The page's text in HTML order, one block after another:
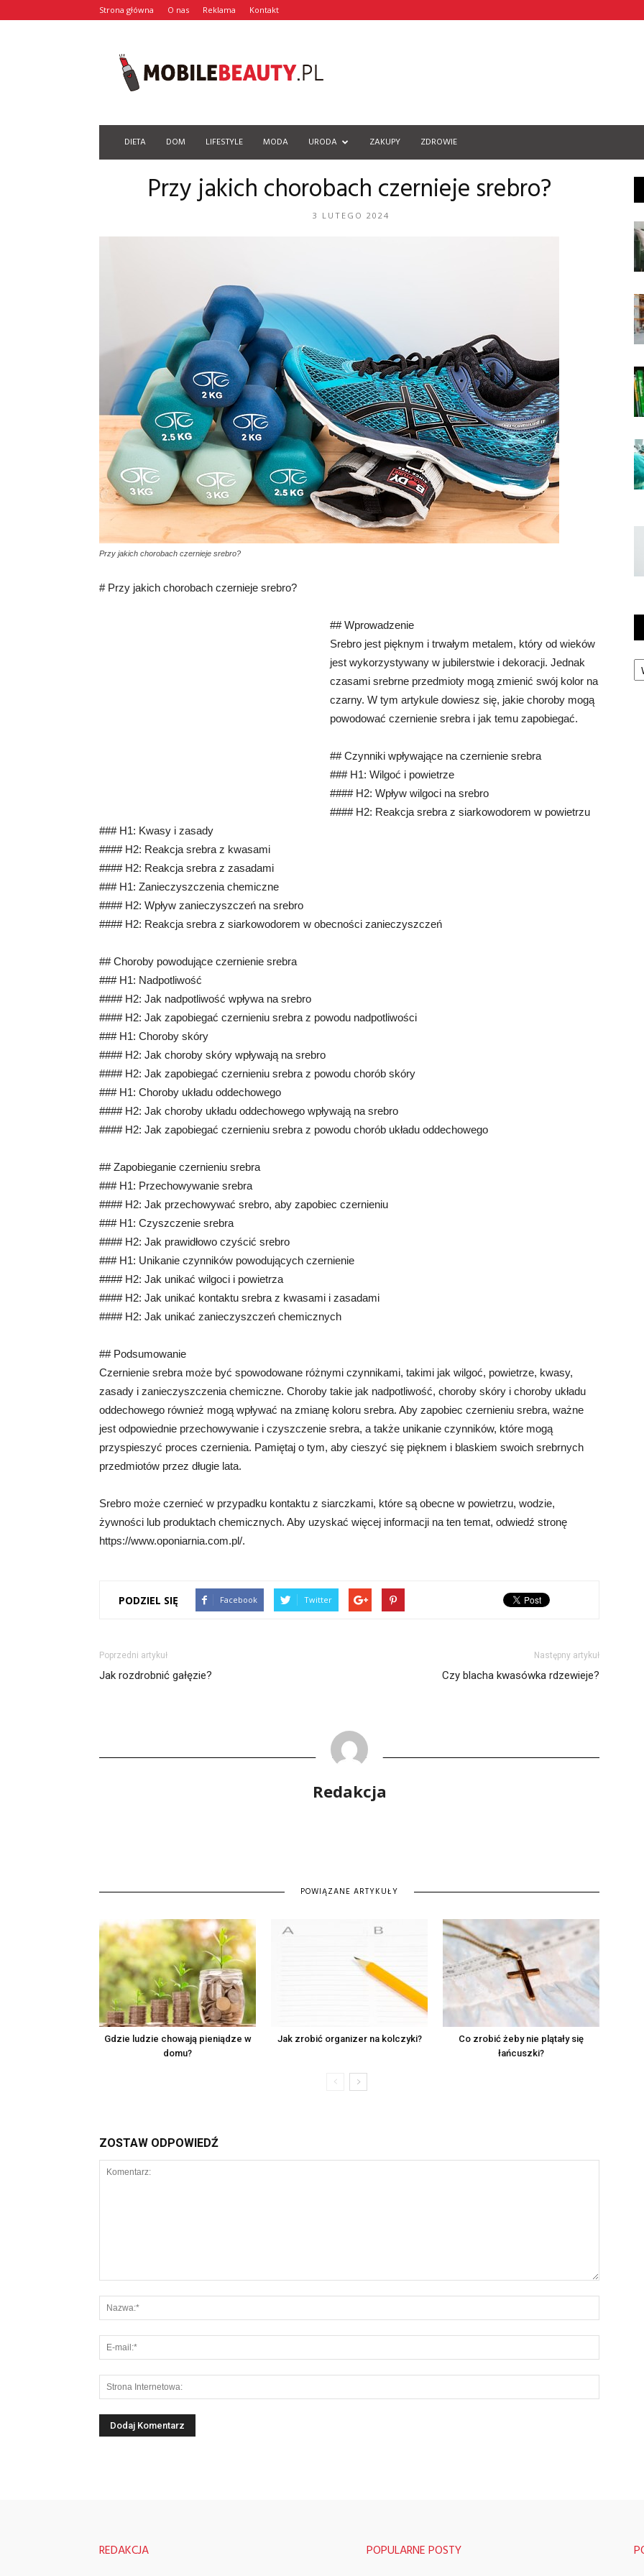
Strona główna O nas Reklama Kontakt
DIETA DOM LIFESTYLE MODA URODA ZAKUPY ZDROWIE
Przy jakich chorobach czernieje srebro?
3 LUTEGO 2024
Przy jakich chorobach czernieje srebro?
# Przy jakich chorobach czernieje srebro?
## Wprowadzenie
Srebro jest pięknym i trwałym metalem, który od wieków
jest wykorzystywany w jubilerstwie i dekoracji. Jednak
czasami srebrne przedmioty mogą zmienić swój kolor na
czarny. W tym artykule dowiesz się, jakie choroby mogą
powodować czernienie srebra i jak temu zapobiegać.
## Czynniki wpływające na czernienie srebra
### H1: Wilgoć i powietrze
#### H2: Wpływ wilgoci na srebro
#### H2: Reakcja srebra z siarkowodorem w powietrzu
### H1: Kwasy i zasady
#### H2: Reakcja srebra z kwasami
#### H2: Reakcja srebra z zasadami
### H1: Zanieczyszczenia chemiczne
#### H2: Wpływ zanieczyszczeń na srebro
#### H2: Reakcja srebra z siarkowodorem w obecności zanieczyszczeń
## Choroby powodujące czernienie srebra
### H1: Nadpotliwość
#### H2: Jak nadpotliwość wpływa na srebro
#### H2: Jak zapobiegać czernieniu srebra z powodu nadpotliwości
### H1: Choroby skóry
#### H2: Jak choroby skóry wpływają na srebro
#### H2: Jak zapobiegać czernieniu srebra z powodu chorób skóry
### H1: Choroby układu oddechowego
#### H2: Jak choroby układu oddechowego wpływają na srebro
#### H2: Jak zapobiegać czernieniu srebra z powodu chorób układu oddechowego
## Zapobieganie czernieniu srebra
### H1: Przechowywanie srebra
#### H2: Jak przechowywać srebro, aby zapobiec czernieniu
### H1: Czyszczenie srebra
#### H2: Jak prawidłowo czyścić srebro
### H1: Unikanie czynników powodujących czernienie
#### H2: Jak unikać wilgoci i powietrza
#### H2: Jak unikać kontaktu srebra z kwasami i zasadami
#### H2: Jak unikać zanieczyszczeń chemicznych
## Podsumowanie
Czernienie srebra może być spowodowane różnymi czynnikami, takimi jak wilgoć, powietrze, kwasy,
zasady i zanieczyszczenia chemiczne. Choroby takie jak nadpotliwość, choroby skóry i choroby układu
oddechowego również mogą wpływać na zmianę koloru srebra. Aby zapobiec czernieniu srebra, ważne
jest odpowiednie przechowywanie i czyszczenie srebra, a także unikanie czynników, które mogą
przyspieszyć proces czernienia. Pamiętaj o tym, aby cieszyć się pięknem i blaskiem swoich srebrnych
przedmiotów przez długie lata.
Srebro może czernieć w przypadku kontaktu z siarczkami, które są obecne w powietrzu, wodzie,
żywności lub produktach chemicznych. Aby uzyskać więcej informacji na ten temat, odwiedź stronę
https://www.oponiarnia.com.pl/.
PODZIEL SIĘ Facebook Twitter
Poprzedni artykuł
Jak rozdrobnić gałęzie?
Następny artykuł
Czy blacha kwasówka rdzewieje?
Redakcja
POWIĄZANE ARTYKUŁY
Gdzie ludzie chowają pieniądze w
domu?
Jak zrobić organizer na kolczyki?
Co zrobić żeby nie plątały się
łańcuszki?
ZOSTAW ODPOWIEDŹ
REDAKCJA POPULARNE POSTY